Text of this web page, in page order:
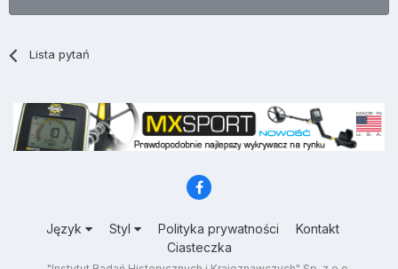
Lista pytań
Język Styl Polityka prywatności
Kontakt
Ciasteczka